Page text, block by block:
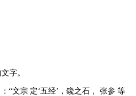
字。
“文宗 定‘五经’，鑱之石， 张参 等